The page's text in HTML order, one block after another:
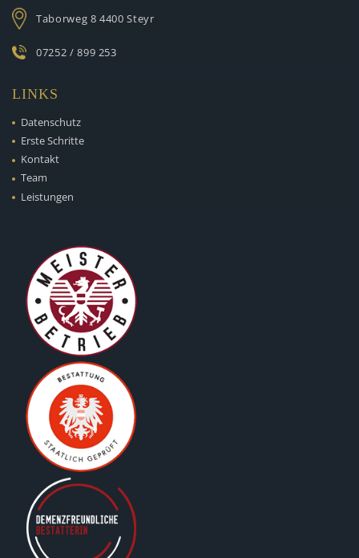
Taborweg 8 4400 Steyr
07252 / 899 253
LINKS
Datenschutz
Erste Schritte
Kontakt
Team
Leistungen